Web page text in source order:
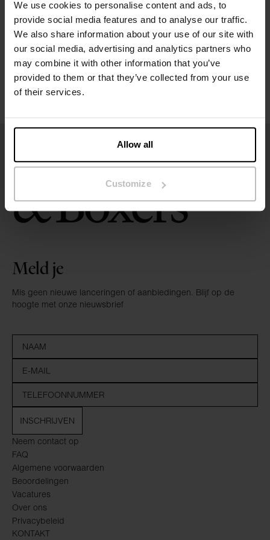
We use cookies to personalise content and ads, to
provide social media features and to analyse our traffic.
We also share information about your use of our site with
our social media, advertising and analytics partners who
may combine it with other information that you’ve
provided to them or that they’ve collected from your use
of their services.
Allow all
Customize
Maatgids
Wasvoorschriften
Beoordelingen
Neem contact op
FAQ
Algemene voorwaarden
Beoordelingen
Vacatures
Over ons
Privacybeleid
KONTAKT
Meld je
Mis geen nieuwe lanceringen of aanbiedingen. Blijf op de
hoogte met onze nieuwsbrief
INSCHRIJVEN